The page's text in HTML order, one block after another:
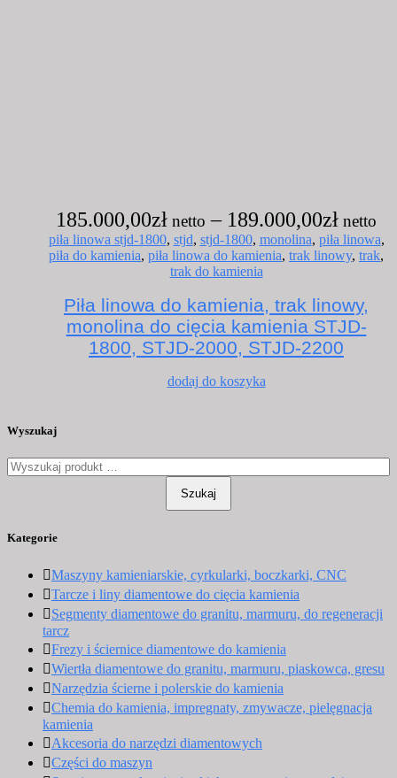
185.000,00zł – 189.000,00zł
od
piła linowa stjd-1800, stjd, stjd-1800, monolina, piła linowa,
piła do kamienia, piła linowa do kamienia, trak linowy, trak,
trak do kamienia
Piła linowa do kamienia, trak linowy,
monolina do cięcia kamienia STJD-
1800, STJD-2000, STJD-2200
dodaj do koszykaTen
Opcje
można
Wyszukaj
Szukaj
Kategorie
Maszyny kamieniarskie, cyrkularki, boczkarki, CNC
Tarcze i liny diamentowe do cięcia kamienia
Segmenty diamentowe do granitu, marmuru, do regeneracji
tarcz
Frezy i ściernice diamentowe do kamienia
Wiertła diamentowe do granitu, marmuru, piaskowca, gresu
Narzędzia ścierne i polerskie do kamienia
Chemia do kamienia, impregnaty, zmywacze, pielęgnacja
kamienia
Akcesoria do narzędzi diamentowych
Części do maszyn